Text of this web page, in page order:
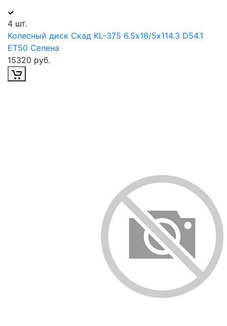
4 шт.
Колесный диск Скад KL-375 6.5х18/5х114.3 D54.1
ET50 Селена
15320 руб.